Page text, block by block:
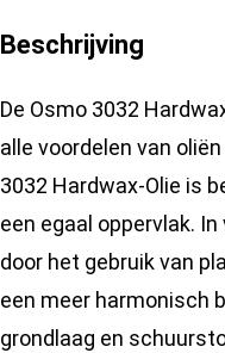
l
Beschrijving
De Osmo 3032
alle voordelen van
3032 Hardwax-Olie is
een egaal oppervlak.
door het gebruik van
een meer harmonisch
grondlaag en